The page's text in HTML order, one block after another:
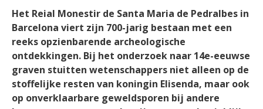
Het Reial Monestir de Santa Maria de Pedralbes in
Barcelona viert zijn 700-jarig bestaan met een
reeks opzienbarende archeologische
ontdekkingen. Bij het onderzoek naar 14e-eeuwse
graven stuitten wetenschappers niet alleen op de
stoffelijke resten van koningin Elisenda, maar ook
op onverklaarbare geweldsporen bij andere